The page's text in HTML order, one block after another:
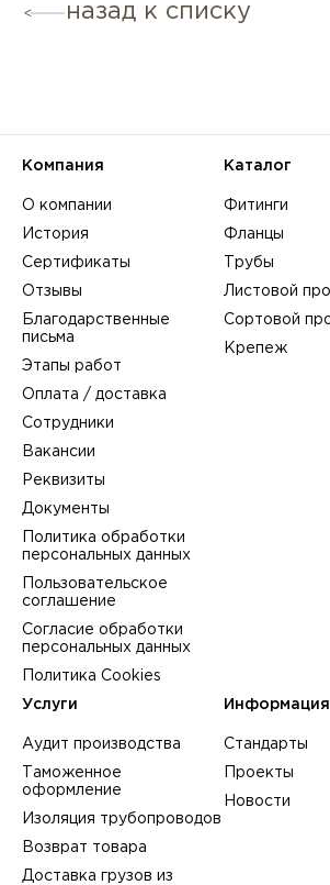
назад к списку
Компания
О компании
История
Сертификаты
Отзывы
Благодарственные
письма
Этапы работ
Оплата / доставка
Сотрудники
Вакансии
Реквизиты
Документы
Политика обработки
персональных данных
Пользовательское
соглашение
Согласие обработки
персональных данных
Политика Cookies
Каталог
Фитинги
Фланцы
Трубы
Листовой
Сортовой
Крепеж
Услуги
Аудит производства
Таможенное
оформление
Изоляция трубопроводов
Возврат товара
Доставка грузов из
Информация
Стандарты
Проекты
Новости